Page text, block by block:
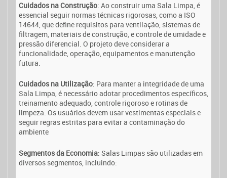
Cuidados na Construção: Ao construir uma Sala Limpa, é
essencial seguir normas técnicas rigorosas, como a ISO
14644, que define requisitos para ventilação, sistemas de
filtragem, materiais de construção, e controle de umidade e
pressão diferencial. O projeto deve considerar a
funcionalidade, operação, equipamentos e manutenção
futura.
Cuidados na Utilização: Para manter a integridade de uma
Sala Limpa, é necessário adotar procedimentos específicos,
treinamento adequado, controle rigoroso e rotinas de
limpeza. Os usuários devem usar vestimentas especiais e
seguir regras estritas para evitar a contaminação do
ambiente
Segmentos da Economia: Salas Limpas são utilizadas em
diversos segmentos, incluindo: